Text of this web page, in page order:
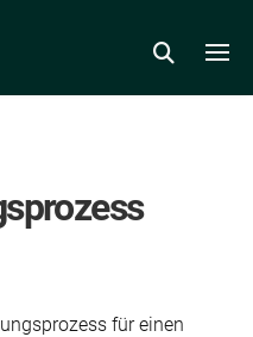

für einen